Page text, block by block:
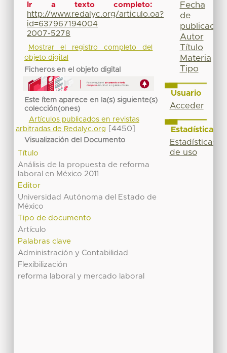
Ir a texto completo:
http://www.redalyc.org/articulo.oa?
id=637967194004
2007-5278
Mostrar el registro completo del
objeto digital
Ficheros en el objeto digital
Este ítem aparece en la(s) siguiente(s)
colección(ones)
Artículos publicados en revistas
arbitradas de Redalyc.org
[4450]
Visualización del Documento
Título
Análisis de la propuesta de reforma
laboral en México 2011
Editor
Universidad Autónoma del Estado de
México
Tipo de documento
Artículo
Palabras clave
Administración y Contabilidad
Flexibilización
reforma laboral y mercado laboral
Fecha
de
publicación
Autor
Título
Materia
Tipo
Usuario
Acceder
Estadísticas
Estadísticas
de uso